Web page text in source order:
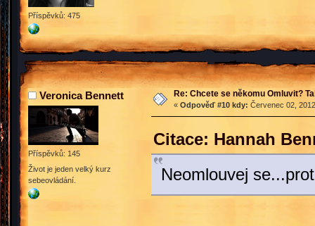
Příspěvků: 475
Veronica Bennett
Příspěvků: 145
Život je jeden velký kurz
sebeovládání.
Re: Chcete se někomu Omluvit?
« Odpověď #10 kdy: Červenec 02,
Citace: Hannah
Neomlouvej